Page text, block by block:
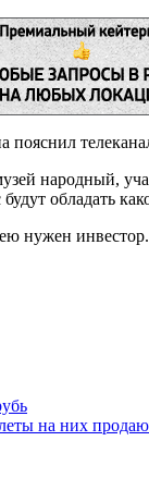
пояснил
народный,
обладать
нужен инвестор.
на них